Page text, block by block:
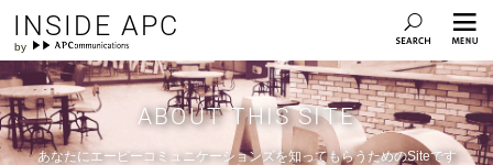
INSIDE APC
ABOUT THIS SITE
あなたにエーピーコミュニケーションズを知ってもらうためのSiteです